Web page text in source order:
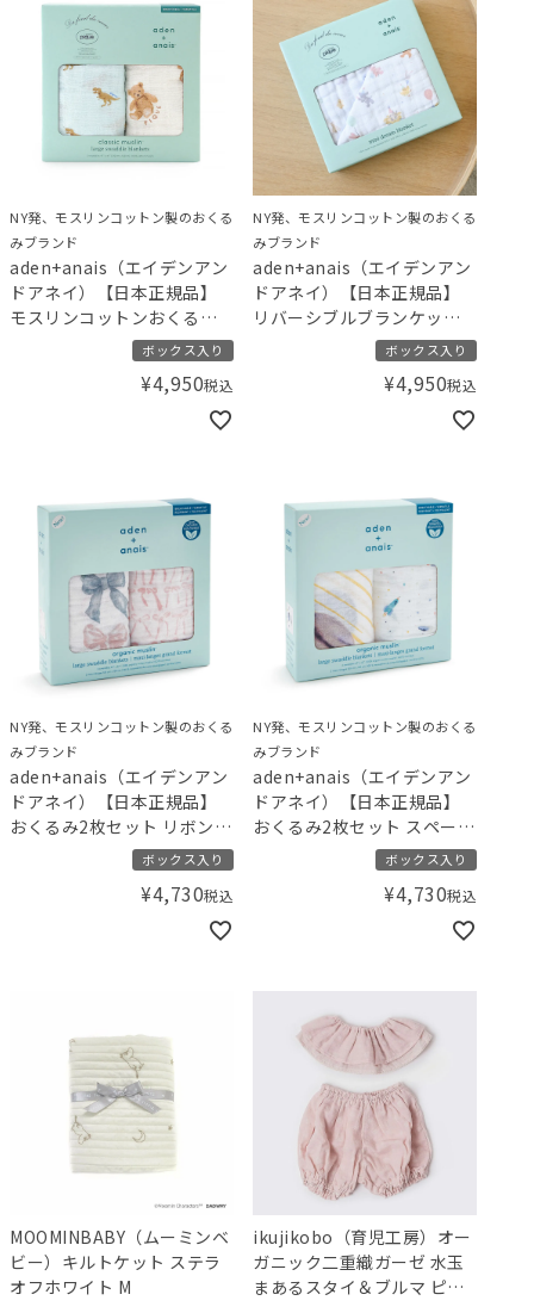
NY発、モスリンコットン製のおくる
みブランド
aden+anais（エイデンアン
ドアネイ）【日本正規品】
モスリンコットンおくるみ 2
枚セット gelato pique ジェ
ラートピケ ダイナソー･ベア
ボックス入り
¥4,950税込
NY発、モスリンコットン製のおくる
みブランド
aden+anais（エイデンアン
ドアネイ）【日本正規品】
リバーシブルブランケット･
ミニ 1枚 gelato pique ジェ
ラートピケ アニバーサリー･
ボックス入り
¥4,950税込
NY発、モスリンコットン製のおくる
みブランド
aden+anais（エイデンアン
ドアネイ）【日本正規品】
おくるみ2枚セット リボン
ボックス入り
¥4,730税込
NY発、モスリンコットン製のおくる
みブランド
aden+anais（エイデンアン
ドアネイ）【日本正規品】
おくるみ2枚セット スペース
ボックス入り
¥4,730税込
MOOMINBABY（ムーミンベ
ビー）キルトケット ステラ
オフホワイト M
ikujikobo（育児工房）オー
ガニック二重織ガーゼ 水玉
まあるスタイ＆ブルマ ピン